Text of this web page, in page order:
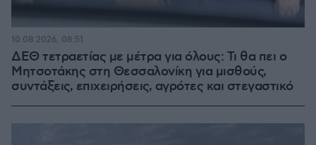
ΔΕΘ τετραετίας με μέτρα για όλους: Τι θα πει ο
Μητσοτάκης στη Θεσσαλονίκη για μισθούς,
συντάξεις, επιχειρήσεις, αγρότες και στεγαστικό
10.08.2026, 08:51